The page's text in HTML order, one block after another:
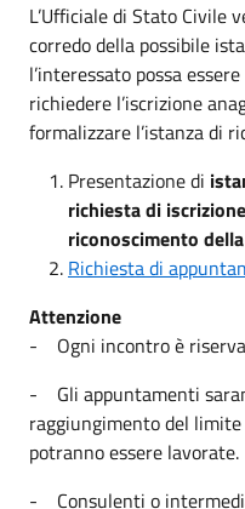
L’Ufficiale di Stato Civile
corredo della possibile
l’interessato possa
richiedere l’iscrizione
formalizzare l’istanza di
Presentazione di
richiesta di
riconoscimento
Richiesta di
Attenzione
- Ogni incontro è
- Gli appuntamenti
raggiungimento del
potranno essere lavorate.
- Consulenti o